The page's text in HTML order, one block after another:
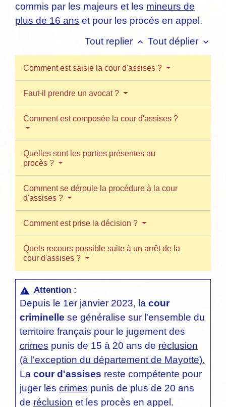
commis par les majeurs et les mineurs de
plus de 16 ans et pour les procès en appel.
Tout replier keyboard_arrow_up Tout déplier keyboard_arrow_down
Comment est saisie la cour d'assises ?
Faut-il prendre un avocat ?
Comment est composée la cour d'assises ?
Quelles sont les parties présentes au
procès ?
Comment se déroule la procédure à la cour
d'assises ?
Comment est prise la décision ?
Quels recours possible suite à un arrêt de la
cour d'assises ?
warning Attention :
Depuis le 1er janvier 2023, la cour
criminelle se généralise sur l'ensemble du
territoire français pour le jugement des
crimes punis de 15 à 20 ans de réclusion
(à l'exception du département de Mayotte).
La cour d'assises reste compétente pour
juger les crimes punis de plus de 20 ans
de réclusion et les procès en appel.